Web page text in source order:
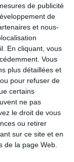
de publicité
de
et nous-
En cliquant, vous
Vous
plus détaillées et
pour refuser de
certains
ne pas
le droit de vous
ou retirer
sur ce site et en
de la page Web.
dans la
la Marne (51).